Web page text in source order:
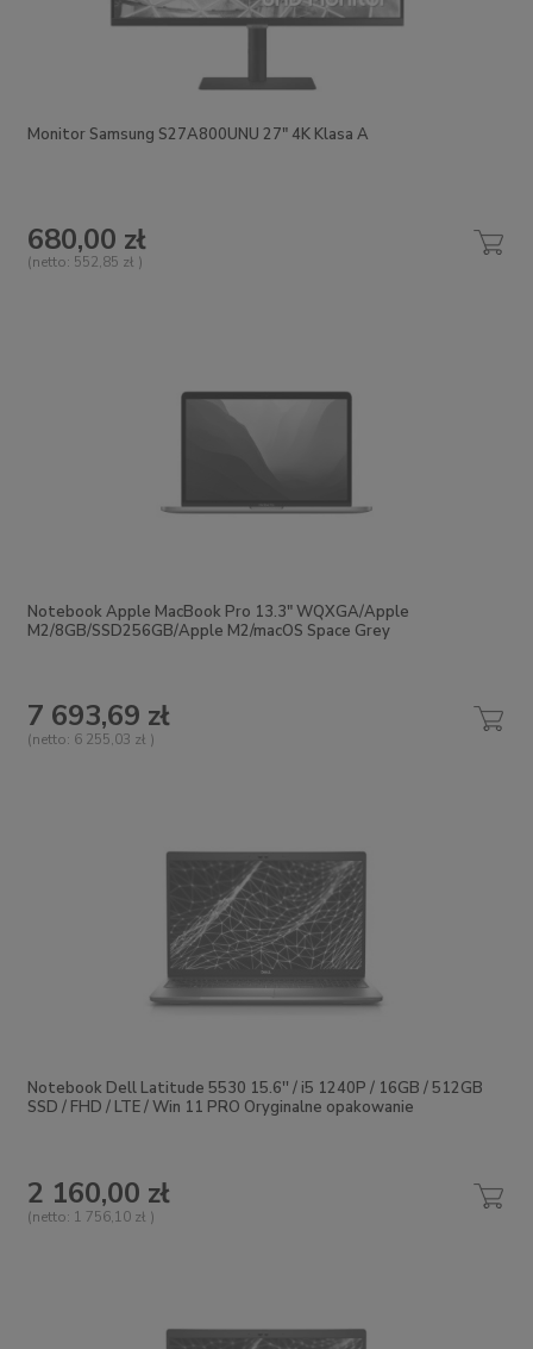
Monitor Samsung S27A800UNU 27" 4K Klasa A
680,00 zł
(netto: 552,85 zł )
Notebook Apple MacBook Pro 13.3" WQXGA/Apple
M2/8GB/SSD256GB/Apple M2/macOS Space Grey
7 693,69 zł
(netto: 6 255,03 zł )
Notebook Dell Latitude 5530 15.6'' / i5 1240P / 16GB / 512GB
SSD / FHD / LTE / Win 11 PRO Oryginalne opakowanie
2 160,00 zł
(netto: 1 756,10 zł )